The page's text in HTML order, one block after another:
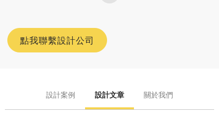
點我聯繫設計公司
設計案例 設計文章 關於我們